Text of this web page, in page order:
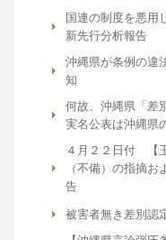
国連の制度を悪用
新先行分析報告
沖縄県が条例の違
知
何故、沖縄県「差
実名公表は沖縄県
４月２２日付 【
（不備）の指摘
告
被害者無き差別認